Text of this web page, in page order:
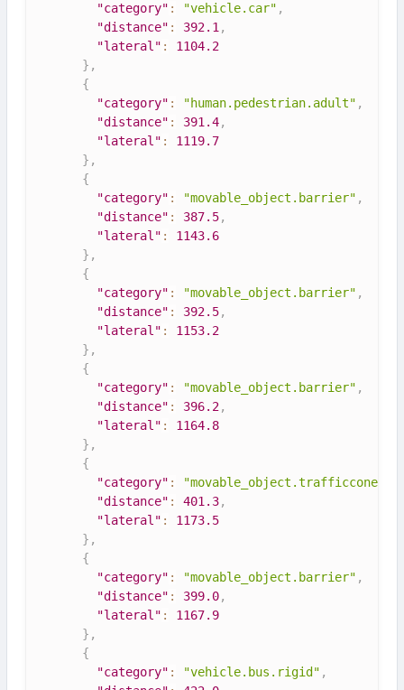
"category" : "vehicle.car" ,
"distance" : 392.1,
"lateral" :
1104.2
} ,
{
"category" : "human.pedestrian.adult" ,
"distance" : 391.4,
"lateral" :
1119.7
} ,
{
"category" : "movable_object.barrier" ,
"distance" : 387.5,
"lateral" :
1143.6
} ,
{
"category" : "movable_object.barrier" ,
"distance" : 392.5,
"lateral" :
1153.2
} ,
{
"category" : "movable_object.barrier" ,
"distance" : 396.2,
"lateral" :
1164.8
} ,
{
"category" : "movable_object.trafficcone"
"distance" : 401.3,
"lateral" :
1173.5
} ,
{
"category" : "movable_object.barrier" ,
"distance" : 399.0,
"lateral" :
1167.9
} ,
{
"category" : "vehicle.bus.rigid" ,